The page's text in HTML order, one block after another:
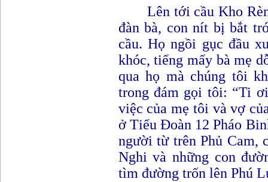
Lên tới cầu Kho
đàn bà, con nít bị bắt
cầu. Họ ngồi gục đầu
khóc, tiếng mấy bà mẹ
qua họ mà chúng tôi
trong đám gọi tôi: “Ti ơi
việc của mẹ tôi và vợ
ở Tiểu Đoàn 12 Pháo
người từ trên Phủ Cam,
Nghi và những con
tìm đường trốn lên Phú